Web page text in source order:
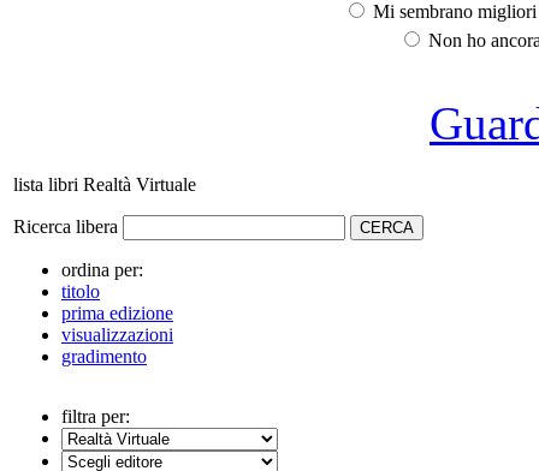
Mi sembrano
Non ho
lista libri Realtà Virtuale
Ricerca libera
ordina per:
titolo
prima edizione
visualizzazioni
gradimento
filtra per: